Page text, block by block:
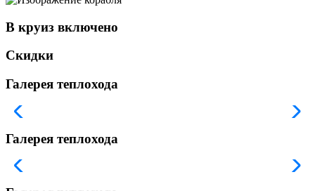
В круиз включено
Скидки
Галерея теплохода
Галерея теплохода